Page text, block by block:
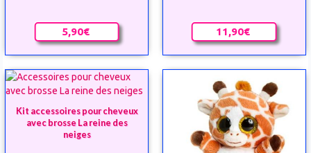
5,90€ 11,90€
Kit accessoires pour cheveux
avec brosse La reine des
neiges